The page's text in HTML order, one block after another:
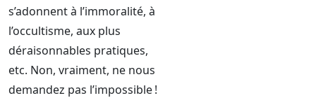
s’adonnent à l’immoralité, à
l’occultisme, aux plus
déraisonnables pratiques,
etc. Non, vraiment, ne nous
demandez pas l’impossible !